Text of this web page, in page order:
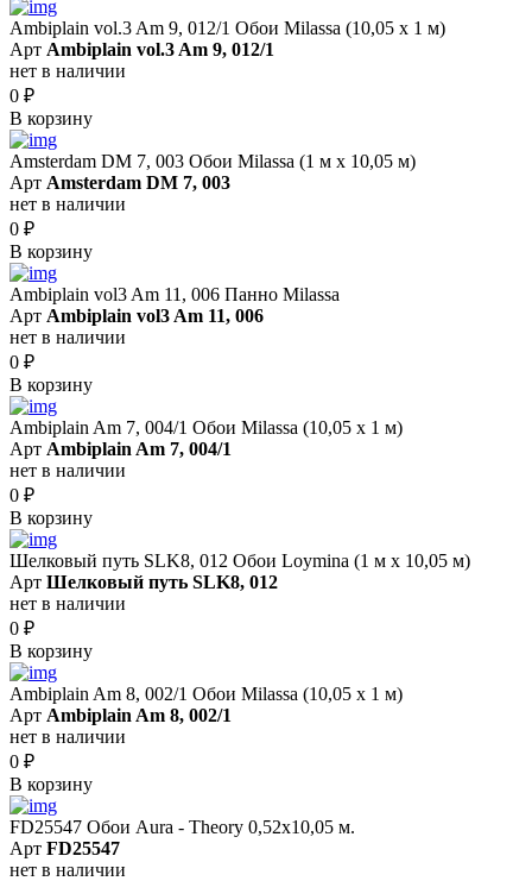
Ambiplain vol.3 Am 9, 012/1 Обои Milassa (10,05 х 1 м)
Арт Ambiplain vol.3 Am 9, 012/1
нет в наличии
0 ₽
В корзину
Amsterdam DM 7, 003 Обои Milassa (1 м х 10,05 м)
Арт Amsterdam DM 7, 003
нет в наличии
0 ₽
В корзину
Ambiplain vol3 Am 11, 006 Панно Milassa
Арт Ambiplain vol3 Am 11, 006
нет в наличии
0 ₽
В корзину
Ambiplain Am 7, 004/1 Обои Milassa (10,05 х 1 м)
Арт Ambiplain Am 7, 004/1
нет в наличии
0 ₽
В корзину
Шелковый путь SLK8, 012 Обои Loymina (1 м х 10,05 м)
Арт Шелковый путь SLK8, 012
нет в наличии
0 ₽
В корзину
Ambiplain Am 8, 002/1 Обои Milassa (10,05 х 1 м)
Арт Ambiplain Am 8, 002/1
нет в наличии
0 ₽
В корзину
FD25547 Обои Aura - Theory 0,52x10,05 м.
Арт FD25547
нет в наличии